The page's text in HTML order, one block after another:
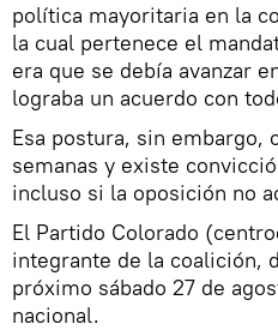
política mayoritaria en la
la cual pertenece el
era que se debía avanzar
lograba un acuerdo con
Esa postura, sin embargo,
semanas y existe
incluso si la oposición no
El Partido Colorado
integrante de la coalición,
próximo sábado 27 de
nacional.